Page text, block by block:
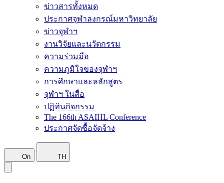
ข่าวสารทั้งหมด
ประกาศจุฬาลงกรณ์มหาวิทยาลัย
ข่าวจุฬาฯ
งานวิจัยและนวัตกรรม
ความร่วมมือ
ความภูมิใจของจุฬาฯ
การศึกษาและหลักสูตร
จุฬาฯ ในสื่อ
ปฏิทินกิจกรรม
The 166th ASAIHL Conference
ประกาศจัดซื้อจัดจ้าง
On TH